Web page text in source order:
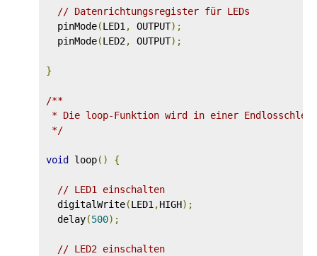
// Datenrichtungsregister für LEDs
pinMode(LED1, OUTPUT);
pinMode(LED2, OUTPUT);
}
/**
* Die loop-Funktion wird in einer
*/
void loop() {
// LED1 einschalten
digitalWrite(LED1,HIGH);
delay(500);
// LED2 einschalten